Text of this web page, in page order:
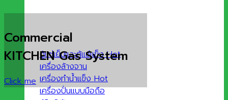
ตู้แช่เย็นและตู้แช่แข็ง
เครื่องล้างจาน
เครื่องทำน้ำแข็ง
เครื่องปั่นแบบมือถือ
Commercial
KITCHEN Gas System
Click me